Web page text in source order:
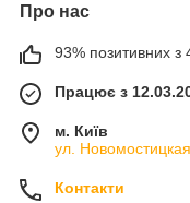
Про нас
93% позитивних з
Працює з
м. Київ
ул.
Контакти